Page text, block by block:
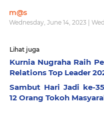
m@s
Wednesday, June 14, 2023 |
Lihat juga
Kurnia Nugraha Raih
Relations Top Leader
Sambut Hari Jadi ke-
12 Orang Tokoh